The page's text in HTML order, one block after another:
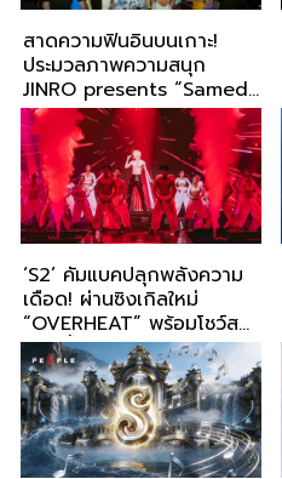
สาดความฟินอินบนเกาะ!
ประมวลภาพความสนุก
JINRO presents “Samed
in Love 11” ปิดฉากสุดปัง
พลังร็อก-แร็ป-หมอลำ ครบ
จบในงานเดียว
‘S2’ คัมแบคปลุกพลังความ
เดือด! ผ่านซิงเกิลใหม่
“OVERHEAT” พร้อมโชว์ส
เตจครั้งแรก ในคอนเสิร์ตวัน
เกิดครบรอบ 27 ปี